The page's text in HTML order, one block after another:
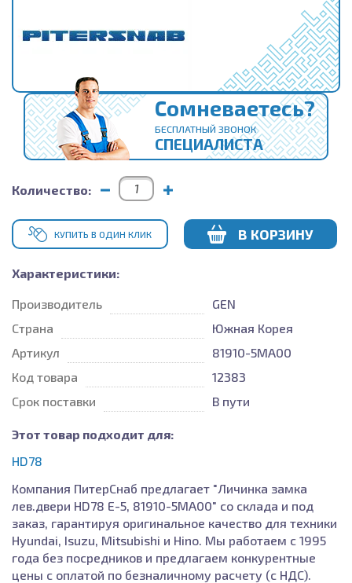
Сомневаетесь?
БЕСПЛАТНЫЙ ЗВОНОК
СПЕЦИАЛИСТА
Количество:
КУПИТЬ В ОДИН КЛИК В КОРЗИНУ
Характеристики:
Производитель
GEN
Страна
Южная Корея
Артикул
81910-5MA00
Код товара
12383
Срок поставки
В пути
Этот товар подходит для:
HD78
Компания ПитерСнаб предлагает "Личинка замка
лев.двери HD78 E-5, 81910-5MA00" со склада и под
заказ, гарантируя оригинальное качество для техники
Hyundai, Isuzu, Mitsubishi и Hino. Мы работаем с 1995
года без посредников и предлагаем конкурентные
цены с оплатой по безналичному расчету (с НДС).